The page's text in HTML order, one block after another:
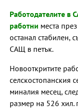
Работодателите в
работни места през
останал стабилен,
САЩ в петък.
Новооткритите
селскостопанския
миналия месец,
размер на 526 хил.